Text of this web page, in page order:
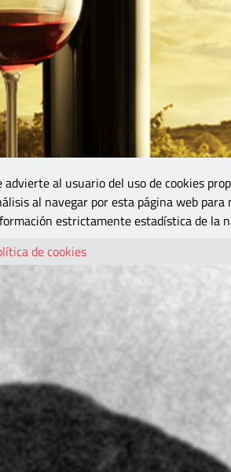
advierte al usuario del uso de cookies
al navegar por esta página web
estrictamente estadística de la
de cookies